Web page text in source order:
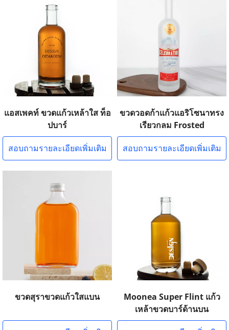
แอสเพคท์ ขวดแก้วเหล้าใส ท็อ
ปบาร์
สอบถามรายละเอียดเพิ่มเติม
ขวดวอดก้าแก้วแอริโซนาทรง
เรียวกลม Frosted
สอบถามรายละเอียดเพิ่มเติม
ขวดสุราขวดแก้วใสแบน
Moonea Super Flint แก้ว
เหล้าขวดบาร์ด้านบน